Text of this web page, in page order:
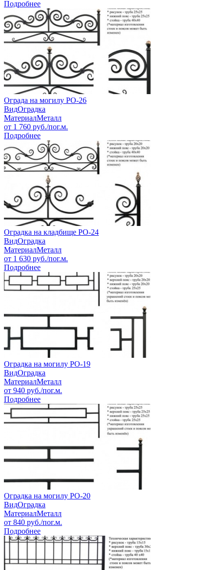
Подробнее
Ограда на могилу РО-26
ВидОградка
МатериалМеталл
от 1 760 руб./пог.м.
Подробнее
Оградка на кладбище РО-24
ВидОградка
МатериалМеталл
от 1 630 руб./пог.м.
Подробнее
Оградка на могилу РО-19
ВидОградка
МатериалМеталл
от 940 руб./пог.м.
Подробнее
Оградка на могилу РО-20
ВидОградка
МатериалМеталл
от 840 руб./пог.м.
Подробнее